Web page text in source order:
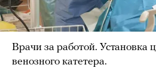
Врачи за работой. Установка
венозного катетера.